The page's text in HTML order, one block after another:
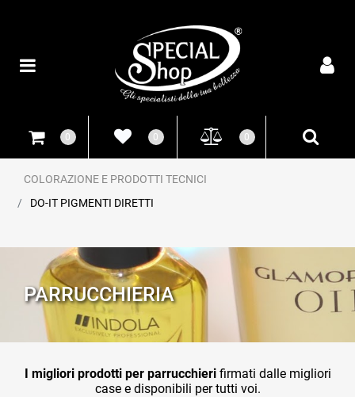
0 0 0
COLORAZIONE E PRODOTTI TECNICI
DO-IT PIGMENTI DIRETTI
PARRUCCHIERIA
I migliori prodotti per parrucchierifirmati dalle migliori
case e disponibili per tutti voi.